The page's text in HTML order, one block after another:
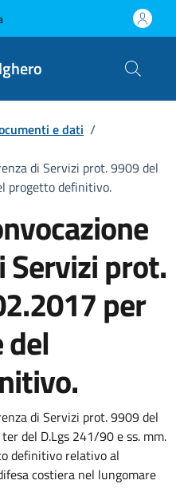
e dati /
di Servizi prot. 9909 del
progetto definitivo.
Servizi prot.
per
di Servizi prot. 9909 del
del D.Lgs 241/90 e ss. mm.
definitivo relativo al
costiera nel lungomare